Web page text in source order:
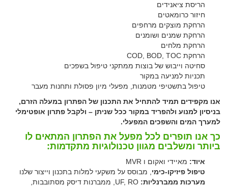
הריסת ציאנידים
חיזור כרומאטים
הרחקת מוצקים מרחפים
הרחקת שמנים ושומנים
הרחקת מלחים
הרחקת COD, BOD, TOC
סחיטה וייבוש של בוצות ממתקני טיפול בשפכים
תכניות למניעה במקור
טיפול בתשטיפי מטמנות, מפעלי מיון פסולת ותחנות מעבר
אנו מקפידים תמיד להתחיל את התכנון של הפתרון במעלה הזרם,
בניסיון למנוע ולהפריד במקור ככל שניתן – ולקבל פתרון אופטימלי
למערך המים והשפכים המפעלי.
כך אנו תופרים לכל מפעל את הפתרון המתאים לו
ביותר ומשלבים מגוון טכנולוגיות מתקדמות:
איוד: מאיידי ואקום ו MVR
טיפול פיזיקו-כימי , מבוסס על משקעי למלות בתכנון וייצור שלנו
מערכות ממברנליות:
UF, RO, ממברנות דיסק מסתובבות,